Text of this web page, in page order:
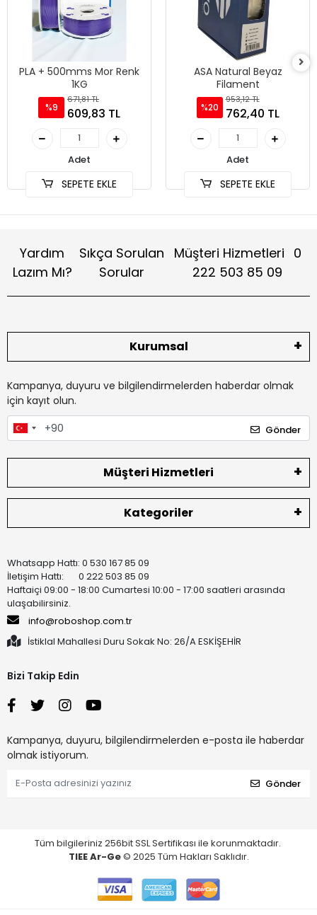
PLA + 500mms Mor Renk
1KG
%9
671,81 TL
609,83 TL
Adet
SEPETE EKLE
ASA Natural Beyaz
Filament
%20
953,12 TL
762,40 TL
Adet
SEPETE EKLE
Yardım
Lazım Mı?
Sıkça Sorulan
Sorular
Müşteri Hizmetleri 0
222 503 85 09
Kurumsal
Kampanya, duyuru ve bilgilendirmelerden haberdar olmak
için kayıt olun.
Gönder
Müşteri Hizmetleri
Kategoriler
Whatsapp Hattı: 0 530 167 85 09
İletişim Hattı: 0 222 503 85 09
Haftaiçi 09:00 - 18:00 Cumartesi 10:00 - 17:00 saatleri arasında
ulaşabilirsiniz.
info@roboshop.com.tr
İstiklal Mahallesi Duru Sokak No: 26/A ESKİŞEHİR
Bizi Takip Edin
Kampanya, duyuru, bilgilendirmelerden e-posta ile haberdar
olmak istiyorum.
Gönder
Tüm bilgileriniz 256bit SSL Sertifikası ile korunmaktadır.
TIEE Ar-Ge© 2025 Tüm Hakları Saklıdır.